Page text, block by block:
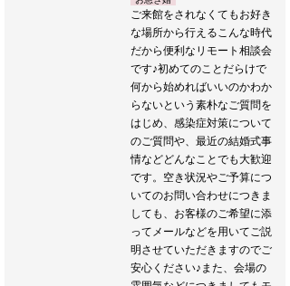
ご来館をされなくてもお好き
な場所から行えるこんな時代
だから便利なリモート相談会
です♪初めてのことだらけで
何から始めればいいのかわか
らないという素朴なご質問を
はじめ、感染症対策について
のご質問や、最近の結婚式事
情などどんなことでも大歓迎
です。空き状況やご予算につ
いてのお問い合わせにつきま
しても、お客様のご希望に添
ってメールなどを用いてご説
明させていただきますのでご
安心ください♪また、会場の